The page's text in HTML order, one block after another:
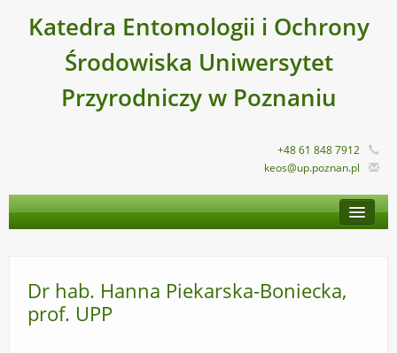
Katedra Entomologii i Ochrony
Środowiska Uniwersytet
Przyrodniczy w Poznaniu
+48 61 848 7912
keos@up.poznan.pl
STRONA GŁÓWNA
PRACOWNICY
DYDAKTYKA
Dr hab. Hanna Piekarska-Boniecka,
prof. UPP